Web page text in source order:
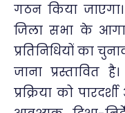
गठन किया
जिला सभा के
प्रतिनिधियों का
जाना प्रस्तावित
प्रक्रिया को